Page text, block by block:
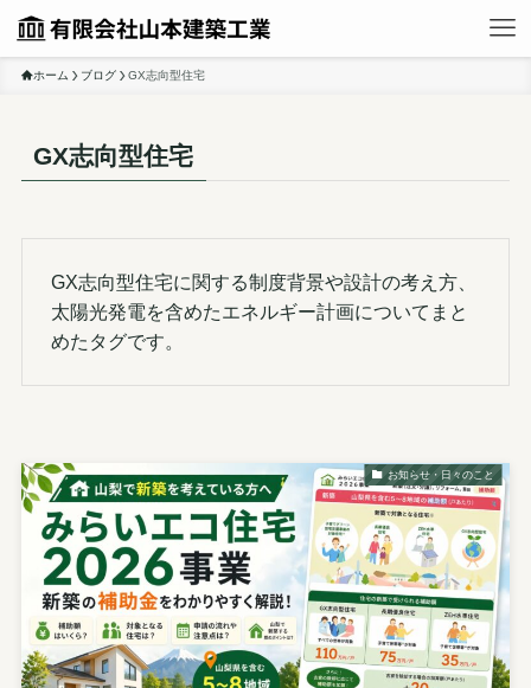
ホーム ブログ GX志向型住宅
GX志向型住宅
GX志向型住宅に関する制度背景や設計の考え方、
太陽光発電を含めたエネルギー計画についてまと
めたタグです。
お知らせ・日々のこと